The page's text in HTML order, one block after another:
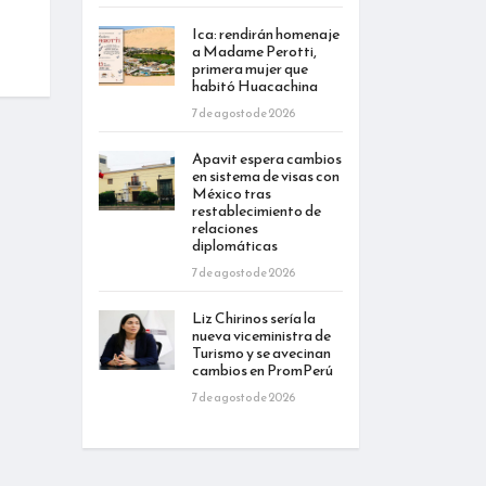
Ica: rendirán homenaje
a Madame Perotti,
primera mujer que
habitó Huacachina
7 de agosto de 2026
Apavit espera cambios
en sistema de visas con
México tras
restablecimiento de
relaciones
diplomáticas
7 de agosto de 2026
Liz Chirinos sería la
nueva viceministra de
Turismo y se avecinan
cambios en PromPerú
7 de agosto de 2026